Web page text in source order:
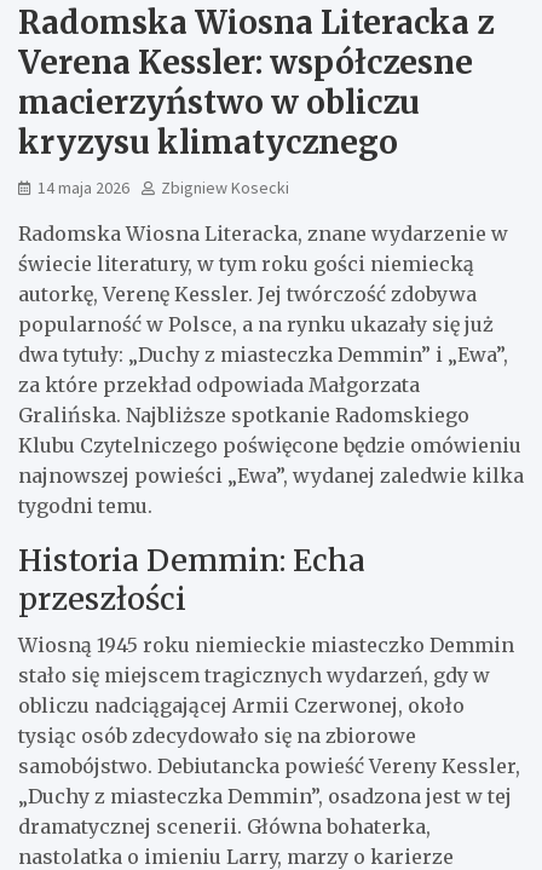
Radomska Wiosna Literacka z
Verena Kessler: współczesne
macierzyństwo w obliczu
kryzysu klimatycznego
14 maja 2026 Zbigniew Kosecki
Radomska Wiosna Literacka, znane wydarzenie w
świecie literatury, w tym roku gości niemiecką
autorkę, Verenę Kessler. Jej twórczość zdobywa
popularność w Polsce, a na rynku ukazały się już
dwa tytuły: „Duchy z miasteczka Demmin” i „Ewa”,
za które przekład odpowiada Małgorzata
Gralińska. Najbliższe spotkanie Radomskiego
Klubu Czytelniczego poświęcone będzie omówieniu
najnowszej powieści „Ewa”, wydanej zaledwie kilka
tygodni temu.
Historia Demmin: Echa
przeszłości
Wiosną 1945 roku niemieckie miasteczko Demmin
stało się miejscem tragicznych wydarzeń, gdy w
obliczu nadciągającej Armii Czerwonej, około
tysiąc osób zdecydowało się na zbiorowe
samobójstwo. Debiutancka powieść Vereny Kessler,
„Duchy z miasteczka Demmin”, osadzona jest w tej
dramatycznej scenerii. Główna bohaterka,
nastolatka o imieniu Larry, marzy o karierze